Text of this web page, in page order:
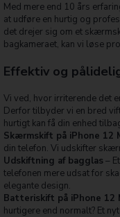
Med mere end 10 års
at udføre en hurtig og
det drejer sig om et
bagkameraet, kan vi løse
Effektiv og
Vi ved, hvor irriterende det
Derfor tilbyder vi en bred
hurtigt kan få din enhed
Skærmskift på iPhone 12
din telefon. Vi udskifter
Udskiftning af bagglas –
telefonen mere udsat for
elegante design.
Batteriskift på iPhone 12
hurtigere end normalt? Et